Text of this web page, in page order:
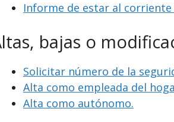
Informe de estar al corriente
bajas o
Solicitar número de la
Alta como empleada del
Alta como autónomo.